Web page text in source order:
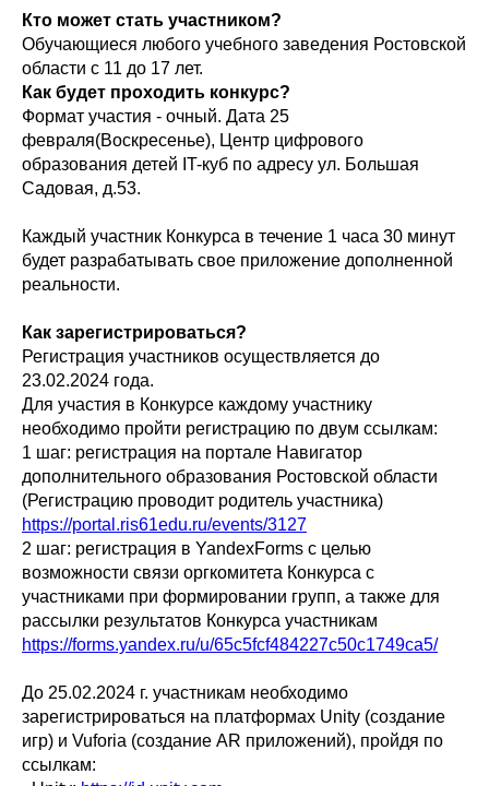
Кто может стать участником?
Обучающиеся любого учебного заведения Ростовской
области с 11 до 17 лет.
Как будет проходить конкурс?
Формат участия - очный. Дата 25
февраля(Воскресенье), Центр цифрового
образования детей IT-куб по адресу ул. Большая
Садовая, д.53.
Каждый участник Конкурса в течение 1 часа 30 минут
будет разрабатывать свое приложение дополненной
реальности.
Как зарегистрироваться?
Регистрация участников осуществляется до
23.02.2024 года.
Для участия в Конкурсе каждому участнику
необходимо пройти регистрацию по двум ссылкам:
1 шаг: регистрация на портале Навигатор
дополнительного образования Ростовской области
(Регистрацию проводит родитель участника)
https://portal.ris61edu.ru/events/3127
2 шаг: регистрация в YandexForms с целью
возможности связи оргкомитета Конкурса с
участниками при формировании групп, а также для
рассылки результатов Конкурса участникам
https://forms.yandex.ru/u/65c5fcf484227c50c1749ca5/
До 25.02.2024 г. участникам необходимо
зарегистрироваться на платформах Unity (создание
игр) и Vuforia (создание AR приложений), пройдя по
ссылкам: